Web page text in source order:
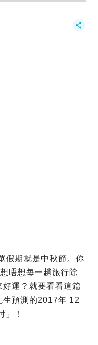
假期就是中秋節。你
唔想每一趟旅行除
運？就要看看這篇
生預測的2017年 12
」！